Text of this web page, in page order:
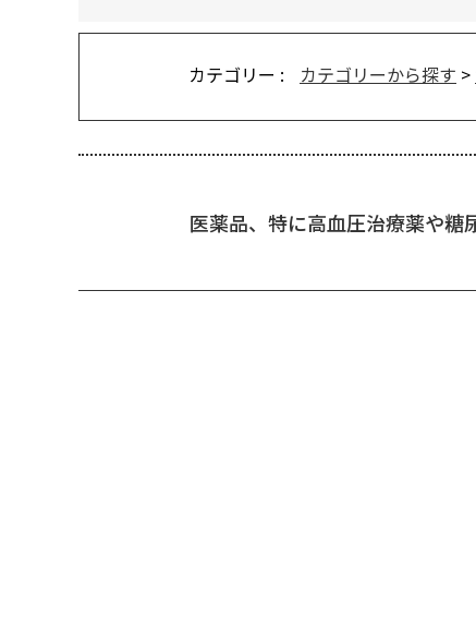
カテゴリー : カテゴリーから探す >
医薬品、特に高血圧治療薬や糖